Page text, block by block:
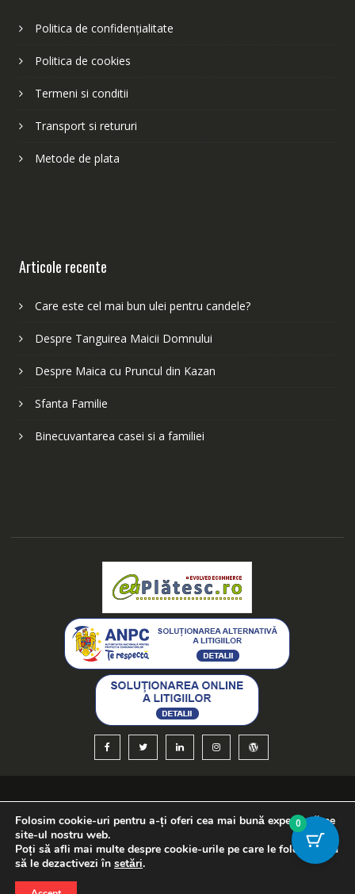
Politica de confidențialitate
Politica de cookies
Termeni si conditii
Transport si retururi
Metode de plata
Articole recente
Care este cel mai bun ulei pentru candele?
Despre Tanguirea Maicii Domnului
Despre Maica cu Pruncul din Kazan
Sfanta Familie
Binecuvantarea casei si a familiei
Folosim cookie-uri pentru a-ți oferi cea mai bună experiență pe
site-ul nostru web.
Poți să afli mai multe despre cookie-urile pe care le folosim sau
să le dezactivezi în setări.
0